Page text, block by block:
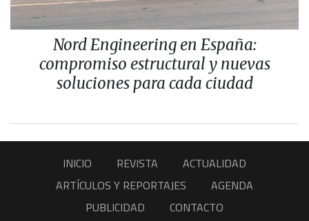
Nord Engineering en España:
compromiso estructural y nuevas
soluciones para cada ciudad
INICIO REVISTA
ACTUALIDAD
ARTÍCULOS Y REPORTAJES
AGENDA
PUBLICIDAD
CONTACTO